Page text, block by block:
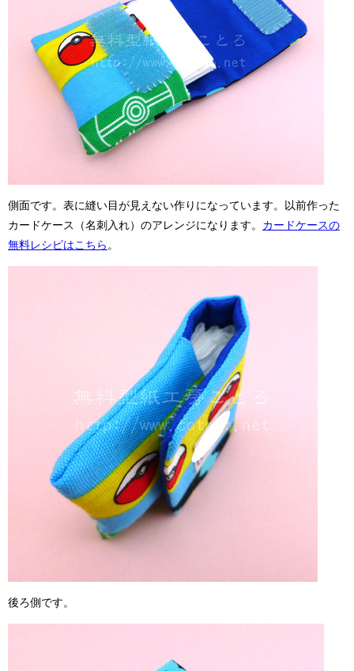
側面です。表に縫い目が見えない作りになっています。以前作った
カードケース（名刺入れ）のアレンジになります。 カードケースの
無料レシピはこちら 。
後ろ側です。